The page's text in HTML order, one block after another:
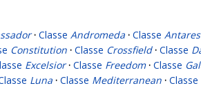
· Classe Andromeda · Classe Antares
Constitution · Classe Crossfield · Classe
Excelsior · Classe Freedom · Classe
Luna · Classe Mediterranean · Classe